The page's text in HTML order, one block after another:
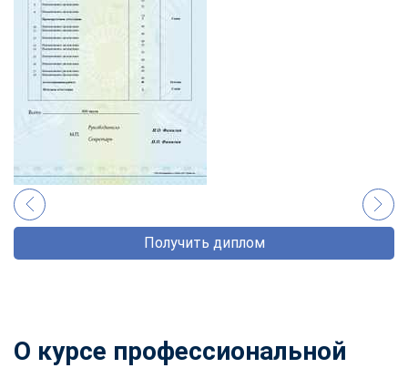
Получить диплом
О курсе профессиональной